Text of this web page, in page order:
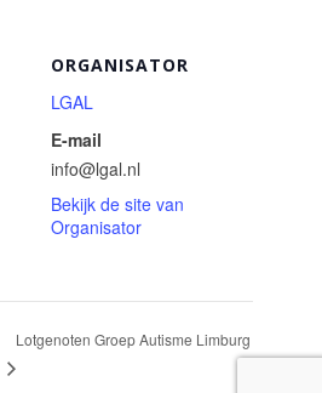
ORGANISATOR
LGAL
E-mail
info@lgal.nl
Bekijk de site van
Organisator
Lotgenoten Groep Autisme Limburg